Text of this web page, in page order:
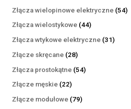
produktów
Złącza wielopinowe elektryczne 5454
Złącza wielostykowe 4444
produkty
Złącza wtykowe elektryczne 3131
Złącze skręcane 2828
produktów
Złącza prostokątne 5454
Złącze męskie 2222
produkty
Złącze modułowe 7979